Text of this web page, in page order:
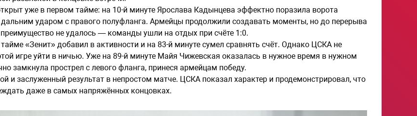
уже в первом тайме: на 10-й минуте Ярослава Кадынцева эффектно поразила ворота
дальним ударом с правого полуфланга. Армейцы продолжили создавать моменты, но до перерыва
не удалось — команды ушли на отдых при счёте 1:0.
«Зенит» добавил в активности и на 83-й минуте сумел сравнять счёт. Однако ЦСКА не
игре уйти в ничью. Уже на 89-й минуте Майя Чижевская оказалась в нужное время в нужном
замкнула прострел с левого фланга, принеся армейцам победу.
и заслуженный результат в непростом матче. ЦСКА показал характер и продемонстрировал, что
даже в самых напряжённых концовках.